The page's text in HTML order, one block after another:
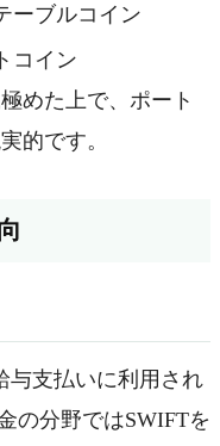
ーブルコイン
コイン
めた上で、ポート
的です。
与支払いに利用され
の分野ではSWIFTを